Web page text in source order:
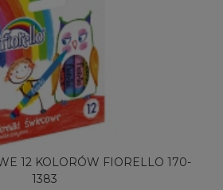
12 KOLORÓW FIORELLO 170-
1383